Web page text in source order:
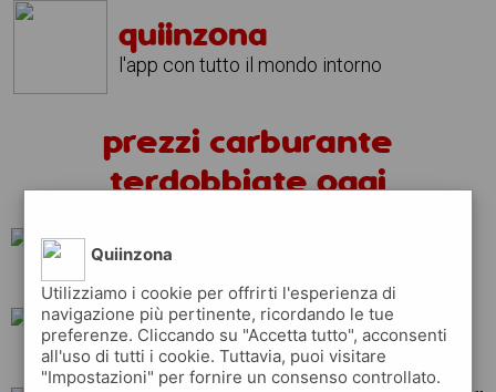
quiinzona
l'app con tutto il mondo intorno
prezzi carburante
terdobbiate oggi
api
tamoil ip erg
Quiinzona
Utilizziamo i cookie per offrirti l'esperienza di
navigazione più pertinente, ricordando le tue
preferenze. Cliccando su "Accetta tutto", acconsenti
all'uso di tutti i cookie. Tuttavia, puoi visitare
"Impostazioni" per fornire un consenso controllato.